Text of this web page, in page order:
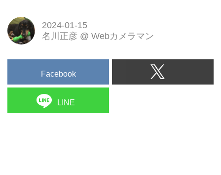
2024-01-15
名川正彦 @ Webカメラマン
Facebook
LINE